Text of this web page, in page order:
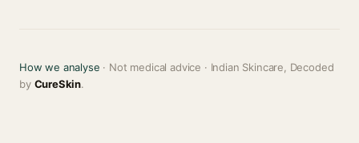
How we analyse · Not medical advice · Indian Skincare, Decoded
by CureSkin.